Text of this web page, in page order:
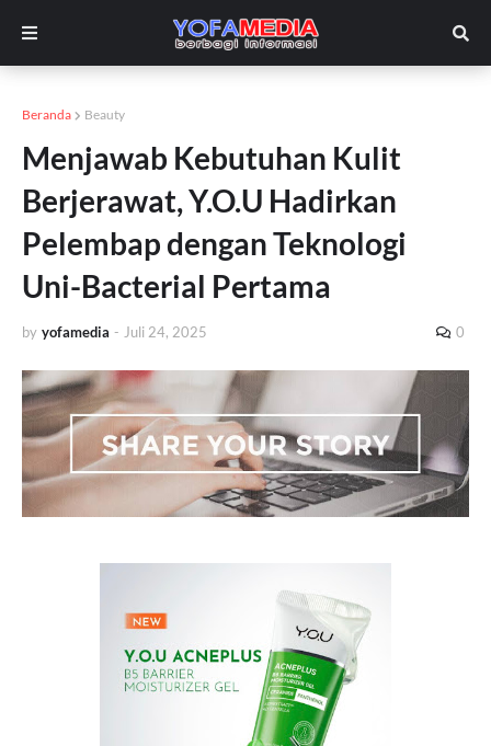
Beranda Beauty
Menjawab Kebutuhan Kulit
Berjerawat, Y.O.U Hadirkan
Pelembap dengan Teknologi
Uni-Bacterial Pertama
by yofamedia - Juli 24, 2025 0